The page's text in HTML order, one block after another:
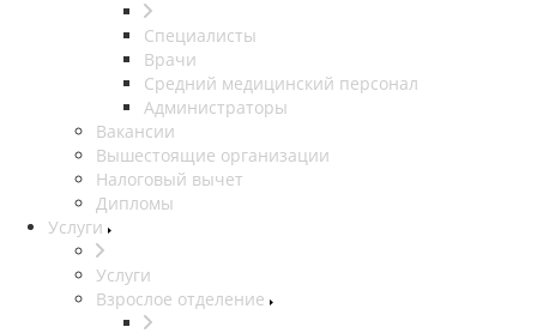
Специалисты
Врачи
Средний медицинский персонал
Администраторы
Вакансии
Вышестоящие организации
Налоговый вычет
Дипломы
Услуги
Услуги
Взрослое отделение